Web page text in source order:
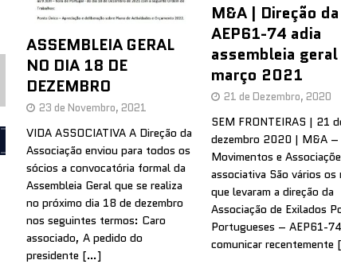
ASSEMBLEIA GERAL
NO DIA 18 DE
DEZEMBRO
23 de Novembro, 2021
VIDA ASSOCIATIVA A Direção da
Associação enviou para todos os
sócios a convocatória formal da
Assembleia Geral que se realiza
no próximo dia 18 de dezembro
nos seguintes termos: Caro
associado, A pedido do
presidente […]
M&A | Direção da
AEP61-74 adia
assembleia geral
março 2021
21 de Dezembro, 2020
SEM FRONTEIRAS | 21
dezembro 2020 | M&A –
Movimentos e
associativa São vários os
que levaram a direção da
Associação de Exilados
Portugueses – AEP61-
comunicar recentemente